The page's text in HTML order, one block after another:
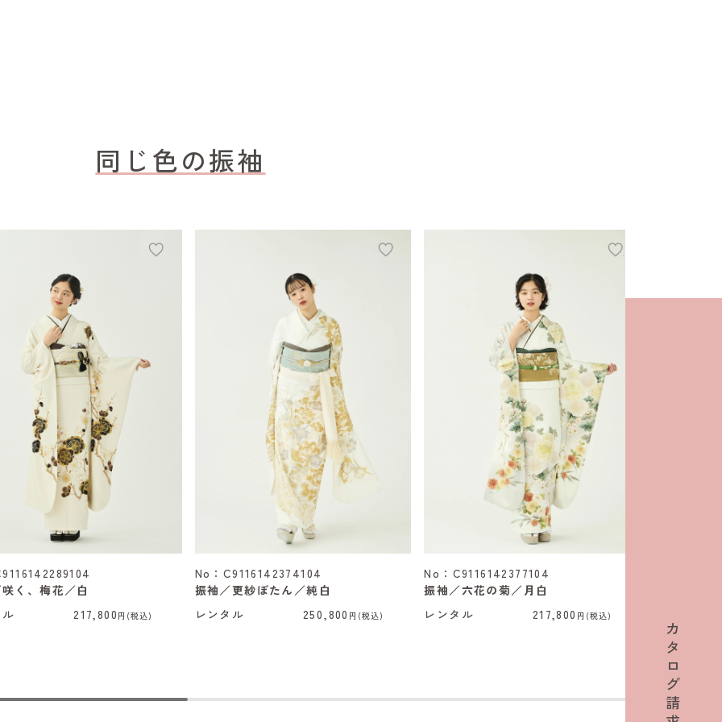
カ
タ
ロ
グ
請
同じ色の振袖
く、梅花／白
217,800 円(税込)
No：C9116142374104
振袖／更紗ぼたん／純白
レンタル
250,800 円(税込)
No：C9116142377104
振袖／六花の菊／月白
レンタル
217,800 円(税込)